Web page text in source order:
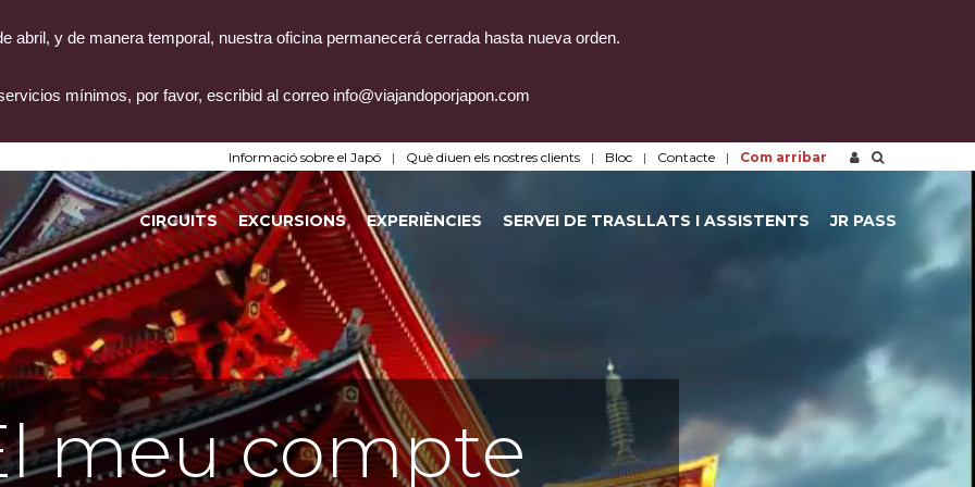
abril, y de manera temporal, nuestra oficina permanecerá cerrada hasta nueva orden.
mínimos, por favor, escribid al correo info@viajandoporjapon.com
Informació sobre el Japó Què diuen els nostres clients Bloc Contacte Com arribar
CIRCUITS EXCURSIONS EXPERIÈNCIES SERVEI DE TRASLLATS I ASSISTENTS JR PASS
meu compte